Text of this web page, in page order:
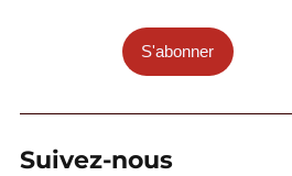
S'abonner
Suivez-nous